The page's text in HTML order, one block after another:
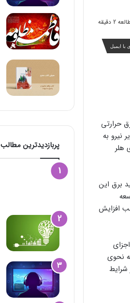
دقیقه
با ایمیل
حرارتی
نیرو به
برج‌های هلر
افزایش 28 مگاواتی توان تولید برق این
افزایش
نحوی
شرایط
پربازدیدترین مطالب